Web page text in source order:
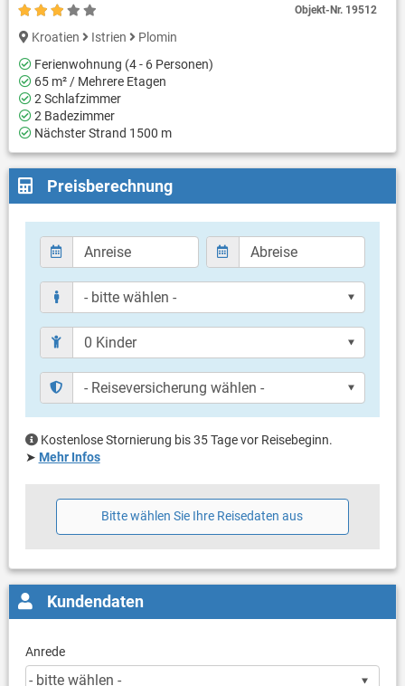
Kroatien Istrien
Plomin
Ferienwohnung (4 - 6 Personen)
65 m² / Mehrere Etagen
2 Schlafzimmer
2 Badezimmer
Nächster Strand 1500 m
Objekt-Nr. 19512
Preisberechnung
Kostenlose Stornierung bis 35 Tage vor Reisebeginn.
➤ Mehr Infos
Bitte wählen Sie Ihre Reisedaten aus
Kundendaten
Anrede